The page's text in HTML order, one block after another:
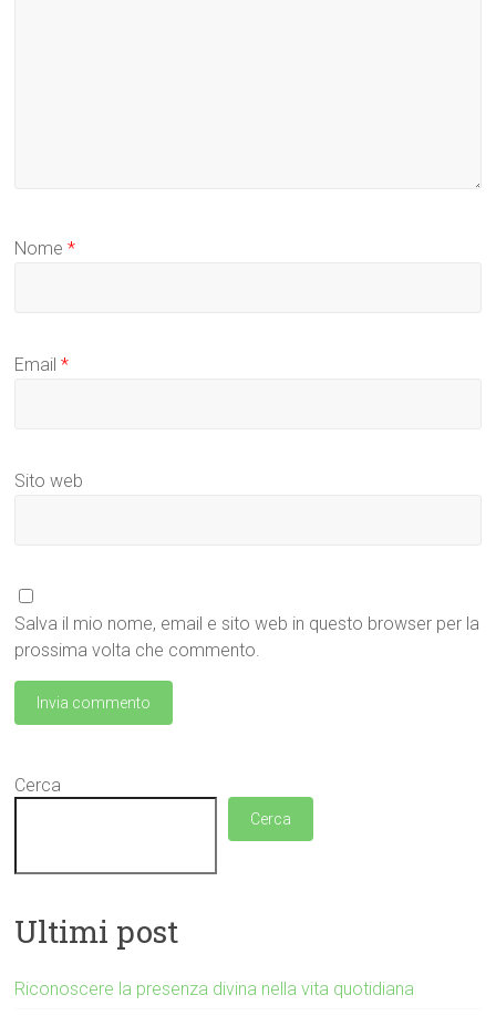
Nome*
Email*
Sito web
Salva il mio nome, email e sito web in questo browser per la
prossima volta che commento.
Cerca
Cerca
Ultimi post
Riconoscere la presenza divina nella vita quotidiana